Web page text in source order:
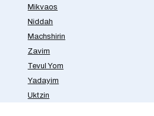
Mikvaos
Niddah
Machshirin
Zavim
Tevul Yom
Yadayim
Uktzin